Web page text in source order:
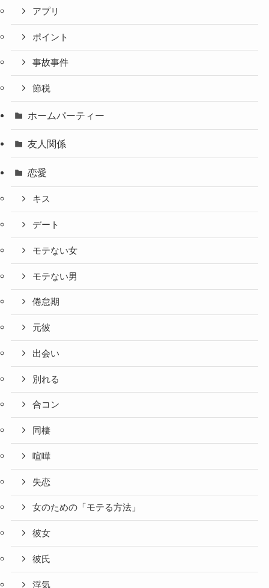
アプリ
ポイント
事故事件
節税
ホームパーティー
友人関係
恋愛
キス
デート
モテない女
モテない男
倦怠期
元彼
出会い
別れる
合コン
同棲
喧嘩
失恋
女のための「モテる方法」
彼女
彼氏
浮気